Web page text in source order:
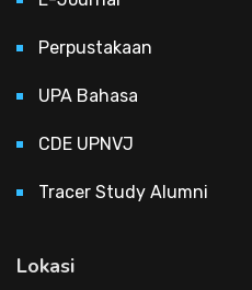
Perpustakaan
UPA Bahasa
CDE UPNVJ
Tracer Study Alumni
Lokasi